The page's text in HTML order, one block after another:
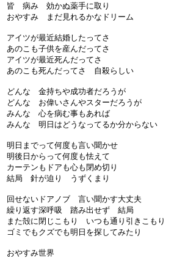
皆 病み 効かぬ薬手に取り
おやすみ まだ見れるかなドリーム
アイツが最近結婚したってさ
あのこも子供を産んだってさ
アイツが最近死んだってさ
あのこも死んだってさ 自殺らしい
どんな 金持ちや成功者だろうが
どんな お偉いさんやスターだろうが
みんな 心を病む事もあれば
みんな 明日はどうなってるか分からない
明日までって何度も言い聞かせ
明後日からって何度も怯えて
カーテンもドアも心も閉め切り
結局 針が迫り うずくまり
回せないドアノブ 言い聞かす大丈夫
繰り返す深呼吸 踏み出せず 結局
また殻に閉じこもり いつも通り引きこもり
ゴミでもクズでも明日を探してみたり
おやすみ世界